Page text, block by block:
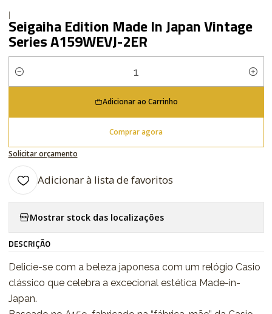
|
Seigaiha Edition Made In Japan Vintage
Series A159WEVJ-2ER
Quantidade
Adicionar ao Carrinho
Comprar agora
Solicitar orçamento
Adicionar à lista de favoritos
Mostrar stock das localizações
DESCRIÇÃO
Delicie-se com a beleza japonesa com um relógio Casio
clássico que celebra a excecional estética Made-in-
Japan.